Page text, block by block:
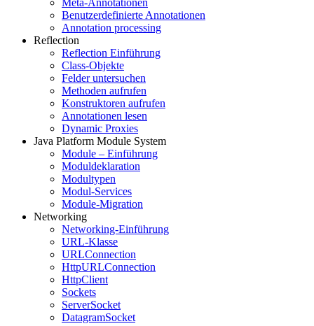
Meta-Annotationen
Benutzerdefinierte Annotationen
Annotation processing
Reflection
Reflection Einführung
Class-Objekte
Felder untersuchen
Methoden aufrufen
Konstruktoren aufrufen
Annotationen lesen
Dynamic Proxies
Java Platform Module System
Module – Einführung
Moduldeklaration
Modultypen
Modul-Services
Module-Migration
Networking
Networking-Einführung
URL-Klasse
URLConnection
HttpURLConnection
HttpClient
Sockets
ServerSocket
DatagramSocket